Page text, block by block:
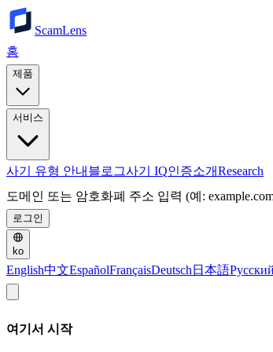
ScamLens
홈
제품
서비스
사기 유형 안내 블로그사기 IQ인증소개Research
도메인 또는 암호화폐 주소 입력 (예:
로그인
ko
English中文EspañolFrançaisDeutsch 日本語Русский
여기서 시작